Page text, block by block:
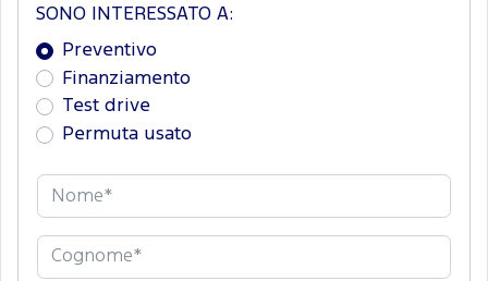
SONO INTERESSATO A:
Preventivo
Finanziamento
Test drive
Permuta usato